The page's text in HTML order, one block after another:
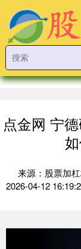
点金网 宁
来源：股票加
2026-04-12